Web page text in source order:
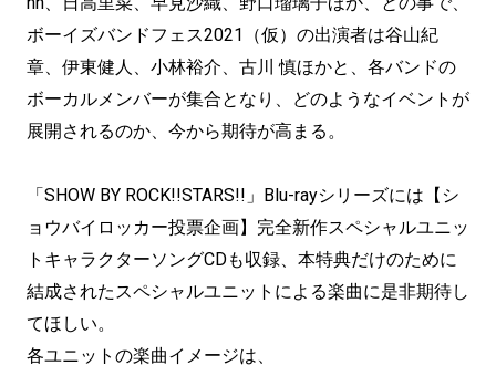
ボーイズバンドフェス2021（仮）の出演者は谷山紀
章、伊東健人、小林裕介、古川 慎ほかと、各バンドの
ボーカルメンバーが集合となり、どのようなイベントが
展開されるのか、今から期待が高まる。
「SHOW BY ROCK!!STARS!!」Blu-rayシリーズには【シ
ョウバイロッカー投票企画】完全新作スペシャルユニッ
トキャラクターソングCDも収録、本特典だけのために
結成されたスペシャルユニットによる楽曲に是非期待し
てほしい。
各ユニットの楽曲イメージは、